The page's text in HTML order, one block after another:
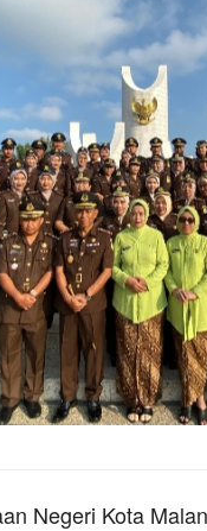
Negeri Kota